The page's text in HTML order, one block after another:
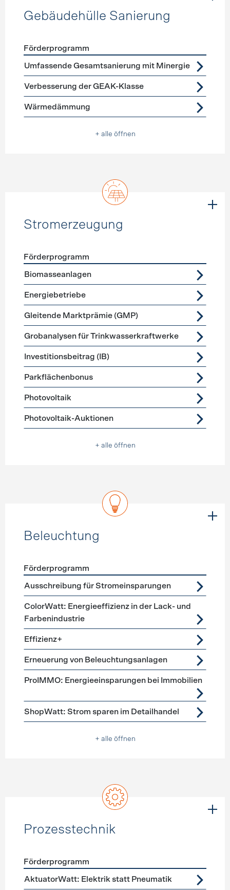
Gebäudehülle Sanierung
Förderprogramme Gebäudehülle Sanierung
Förderprogramm
Umfassende Gesamtsanierung mit Minergie
Verbesserung der GEAK-Klasse
Wärmedämmung
+ alle öffnen
Stromerzeugung
Förderprogramme
Förderprogramm
Biomasseanlagen
Energiebetriebe
Gleitende Marktprämie (GMP)
Grobanalysen für Trinkwasserkraftwerke
Investitionsbeitrag (IB)
Parkflächenbonus
Photovoltaik
Photovoltaik-Auktionen
+ alle öffnen
Beleuchtung
Förderprogramme Beleuchtung
Förderprogramm
Ausschreibung für Stromeinsparungen
ColorWatt: Energieeffizienz in der Lack- und
Farbenindustrie
Effizienz+
Erneuerung von Beleuchtungsanlagen
ProIMMO: Energieeinsparungen bei Immobilien
ShopWatt: Strom sparen im Detailhandel
+ alle öffnen
Prozesstechnik
Förderprogramme Prozesstechnik
Förderprogramm
AktuatorWatt: Elektrik statt Pneumatik